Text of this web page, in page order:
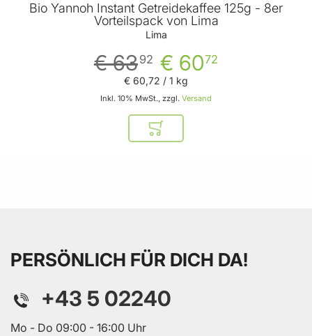
Bio Yannoh Instant Getreidekaffee 125g - 8er
Vorteilspack von Lima
Lima
€ 6072
€ 6392
Inkl. 10% MwSt., zzgl. Versand
€ 60,72 / 1 kg
In den Warenkorb
PERSÖNLICH FÜR DICH DA!
+43 5 02240
Mo - Do 09:00 - 16:00 Uhr